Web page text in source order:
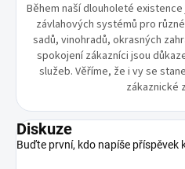
Během naší dlouholeté
závlahových systémů pro
sadů, vinohradů, okrasných
spokojení zákazníci jsou
služeb. Věříme, že i vy se
zákaznické
Diskuze
Buďte první, kdo napíše příspěvek